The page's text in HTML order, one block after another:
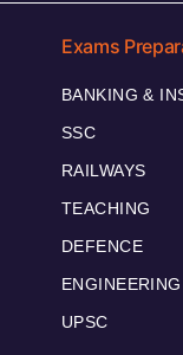
Exams
BANKING &
SSC
RAILWAYS
TEACHING
DEFENCE
ENGINEERING
UPSC